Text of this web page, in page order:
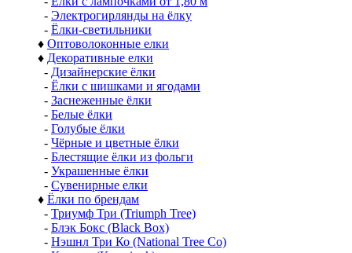
- Электрогирлянды на ёлку
- Ёлки-светильники
♦ Оптоволоконные елки
♦ Декоративные елки
- Дизайнерские ёлки
- Ёлки с шишками и ягодами
- Заснеженные ёлки
- Белые ёлки
- Голубые ёлки
- Чёрные и цветные ёлки
- Блестящие ёлки из фольги
- Украшенные ёлки
- Сувенирные елки
♦ Ёлки по брендам
- Триумф Три (Triumph Tree)
- Блэк Бокс (Black Box)
- Нэшнл Три Ко (National Tree Co)